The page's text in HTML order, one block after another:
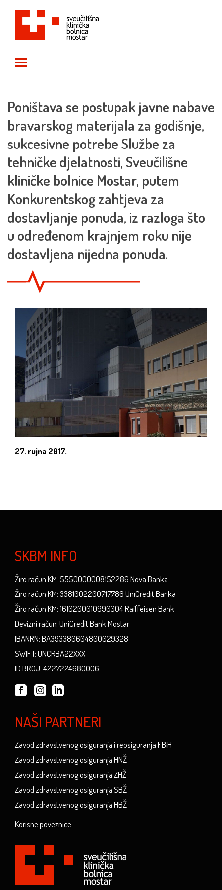
Poništava se postupak javne nabave
bravarskog materijala za godišnje,
sukcesivne potrebe Službe za
tehničke djelatnosti, Sveučilišne
kliničke bolnice Mostar, putem
Konkurentskog zahtjeva za
dostavljanje ponuda, iz razloga što
u određenom krajnjem roku nije
dostavljena nijedna ponuda.
27. rujna 2017.
SKBM INFO
Žiro račun KM: 5550000008152286 Nova Banka
Žiro račun KM: 3381002200717786 UniCredit Banka
Žiro račun KM: 1610200010990004 Raiffeisen Bank
Devizni račun: UniCredit Bank Mostar
IBANRN: BA393380604800029328
SWIFT: UNCRBA22XXX
ID BROJ: 4227224680006
NAŠI PARTNERI
Zavod zdravstvenog osiguranja i reosiguranja FBiH
Zavod zdravstvenog osiguranja HNŽ
Zavod zdravstvenog osiguranja ZHŽ
Zavod zdravstvenog osiguranja SBŽ
Zavod zdravstvenog osiguranja HBŽ
Korisne poveznice...